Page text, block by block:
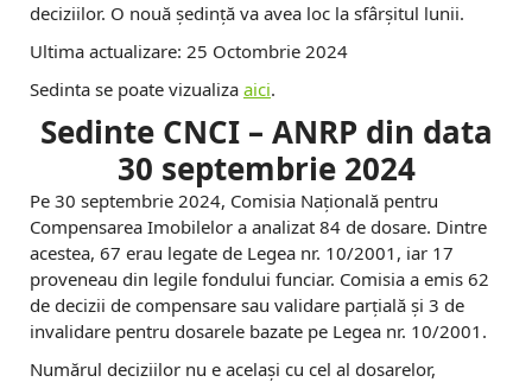
deciziilor. O nouă ședință va avea loc la sfârșitul lunii.
Ultima actualizare: 25 Octombrie 2024
Sedinta se poate vizualiza aici.
Sedinte CNCI – ANRP din data
30 septembrie 2024
Pe 30 septembrie 2024, Comisia Naţională pentru
Compensarea Imobilelor a analizat 84 de dosare. Dintre
acestea, 67 erau legate de Legea nr. 10/2001, iar 17
proveneau din legile fondului funciar. Comisia a emis 62
de decizii de compensare sau validare parțială și 3 de
invalidare pentru dosarele bazate pe Legea nr. 10/2001.
Numărul deciziilor nu e același cu cel al dosarelor,